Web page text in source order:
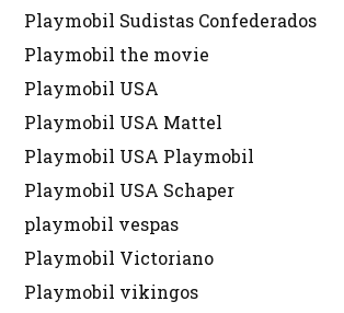
Playmobil Sudistas Confederados
Playmobil the movie
Playmobil USA
Playmobil USA Mattel
Playmobil USA Playmobil
Playmobil USA Schaper
playmobil vespas
Playmobil Victoriano
Playmobil vikingos